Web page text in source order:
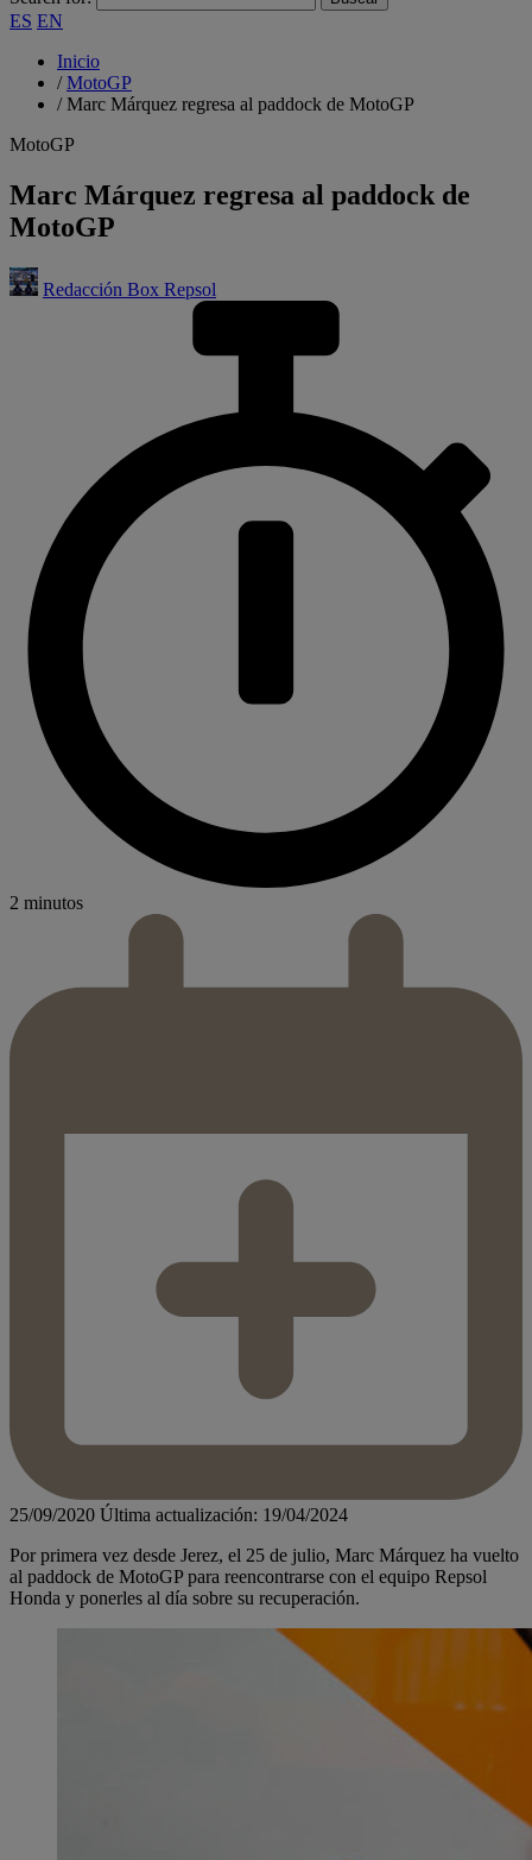
ES EN
Inicio
/MotoGP
/Marc Márquez regresa al paddock de MotoGP
MotoGP
Marc Márquez regresa al paddock de
MotoGP
Redacción Box Repsol
2 minutos
25/09/2020 Última actualización: 19/04/2024
Por primera vez desde Jerez, el 25 de julio, Marc Márquez ha vuelto
al paddock de MotoGP para reencontrarse con el equipo Repsol
Honda y ponerles al día sobre su recuperación.